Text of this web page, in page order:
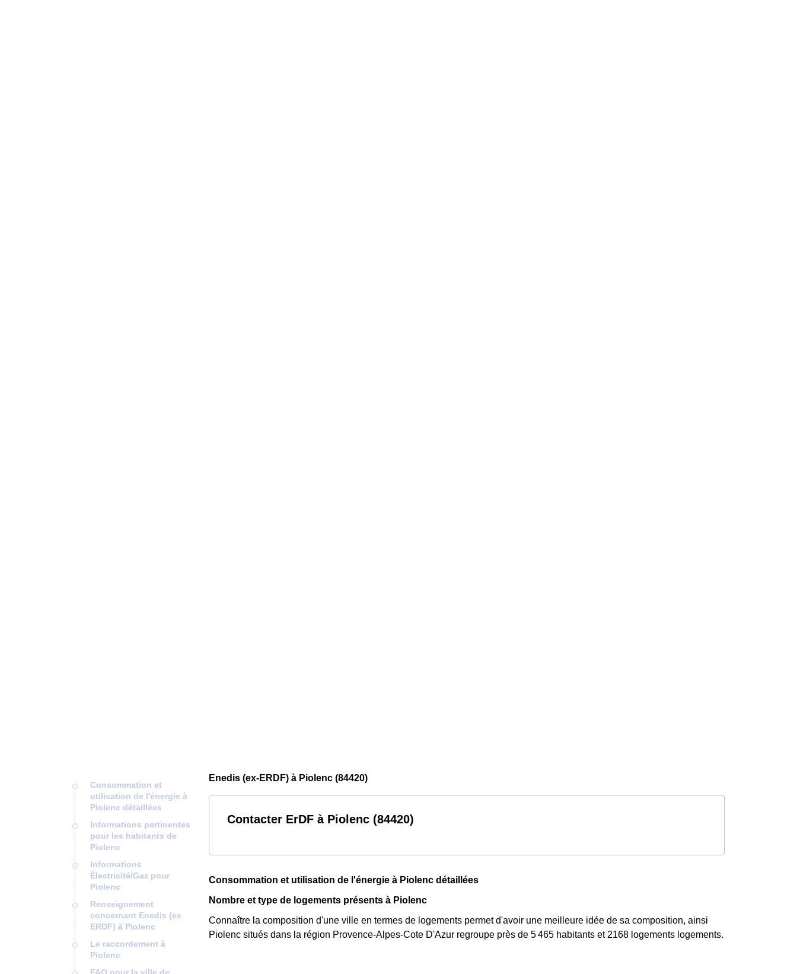
Consommation et
utilisation de l'énergie à
Piolenc détaillées
Informations pertinentes
pour les habitants de
Piolenc
Informations
Électricité/Gaz pour
Piolenc
Renseignement
concernant Enedis (ex
ERDF) à Piolenc
Le raccordement à
Piolenc
Enedis (ex-ERDF) à Piolenc (84420)
Contacter ErDF à Piolenc (84420)
Consommation et utilisation de l'énergie à Piolenc détaillées
Nombre et type de logements présents à Piolenc
Connaître la composition d'une ville en termes de logements permet d'avoir une meilleure idée de sa composition, ainsi
Piolenc situés dans la région Provence-Alpes-Cote D'Azur regroupe près de 5 465 habitants et 2168 logements logements.